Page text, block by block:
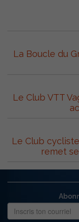
La Boucle du
Le Club VTT
Le Club
remet